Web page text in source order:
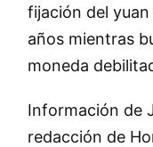
fijación del
años mientras
moneda
Información de
redacción de